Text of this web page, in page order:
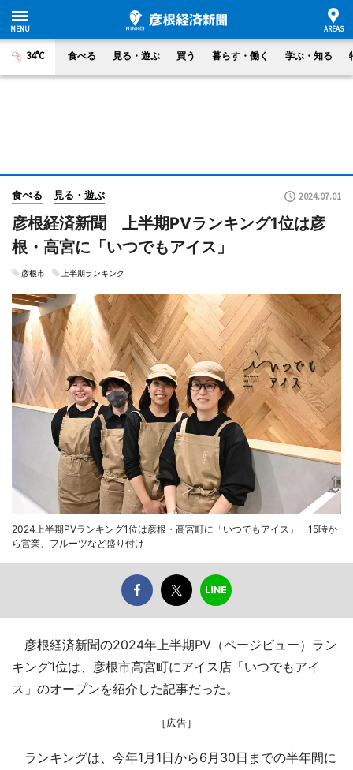
34°C 食べる 見る・遊ぶ 買う 暮らす・働く 学ぶ・知る
食べる 見る・遊ぶ 2024.07.01
彦根経済新聞 上半期PVランキング1位は彦
根・高宮に「いつでもアイス」
彦根市 上半期ランキング
2024上半期PVランキング1位は彦根・高宮町に「いつでもアイス」 15時か
ら営業、フルーツなど盛り付け
彦根経済新聞の2024年上半期PV（ページビュー）ラン
キング1位は、彦根市高宮町にアイス店「いつでもアイ
ス」のオープンを紹介した記事だった。
［広告］
ランキングは、今年1月1日から6月30日までの半年間に